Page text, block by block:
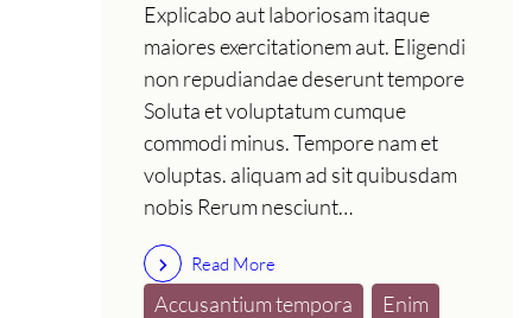
Explicabo aut laboriosam itaque
maiores exercitationem aut. Eligendi
non repudiandae deserunt tempore
Soluta et voluptatum cumque
commodi minus. Tempore nam et
voluptas. aliquam ad sit quibusdam
nobis Rerum nesciunt…
Read More
Accusantium tempora Enim